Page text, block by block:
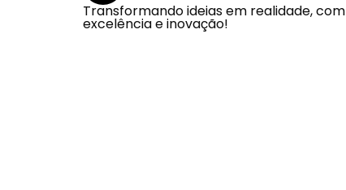
Transformando ideias em realidade, com
excelência e inovação!